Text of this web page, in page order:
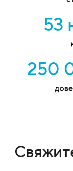
53
250